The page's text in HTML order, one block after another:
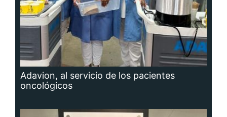
Adavion, al servicio de los pacientes
oncológicos